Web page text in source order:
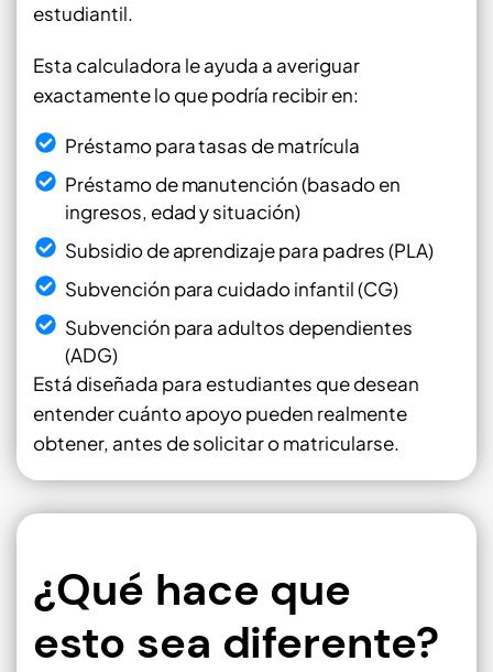
estudiantil.
Esta calculadora le ayuda a averiguar
exactamente lo que podría recibir en:
Préstamo para tasas de matrícula
Préstamo de manutención (basado en
ingresos, edad y situación)
Subsidio de aprendizaje para padres (PLA)
Subvención para cuidado infantil (CG)
Subvención para adultos dependientes
(ADG)
Está diseñada para estudiantes que desean
entender cuánto apoyo pueden realmente
obtener, antes de solicitar o matricularse.
¿Qué hace que
esto sea diferente?